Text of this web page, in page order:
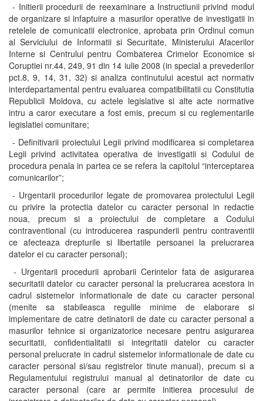
- Initierii procedurii de reexaminare a Instructiunii privind modul
de organizare si infaptuire a masurilor operative de investigatii in
retelele de comunicatii electronice, aprobata prin Ordinul comun
al Serviciului de Informatii si Securitate, Ministerului Afacerilor
Interne si Centrului pentru Combaterea Crimelor Economice si
Coruptiei nr.44, 249, 91 din 14 iulie 2008 (in special a prevederilor
pct.8, 9, 14, 31, 32) si analiza continutului acestui act normativ
interdepartamental pentru evaluarea compatibilitatii cu Constitutia
Republicii Moldova, cu actele legislative si alte acte normative
intru a caror executare a fost emis, precum si cu reglementarile
legislatiei comunitare;
- Definitivarii proiectului Legii privind modificarea si completarea
Legii privind activitatea operativa de investigatii si Codului de
procedura penala in partea ce se refera la capitolul “interceptarea
comunicarilor”;
- Urgentarii procedurilor legate de promovarea proiectului Legii
cu privire la protectia datelor cu caracter personal in redactie
noua, precum si a proiectului de completare a Codului
contraventional (cu introducerea raspunderii pentru contraventii
ce afecteaza drepturile si libertatile persoanei la prelucrarea
datelor ei cu caracter personal);
- Urgentarii procedurii aprobarii Cerintelor fata de asigurarea
securitatii datelor cu caracter personal la prelucrarea acestora in
cadrul sistemelor informationale de date cu caracter personal
(menite sa stabileasca regulile minime de elaborare si
implementare de catre detinatorii de date cu caracter personal a
masurilor tehnice si organizatorice necesare pentru asigurarea
securitatii, confidentialitatii si integritatii datelor cu caracter
personal prelucrate in cadrul sistemelor informationale de date cu
caracter personal si/sau registrelor tinute manual), precum si a
Regulamentului registrului manual al detinatorilor de date cu
caracter personal (care ar permite initierea procesului de